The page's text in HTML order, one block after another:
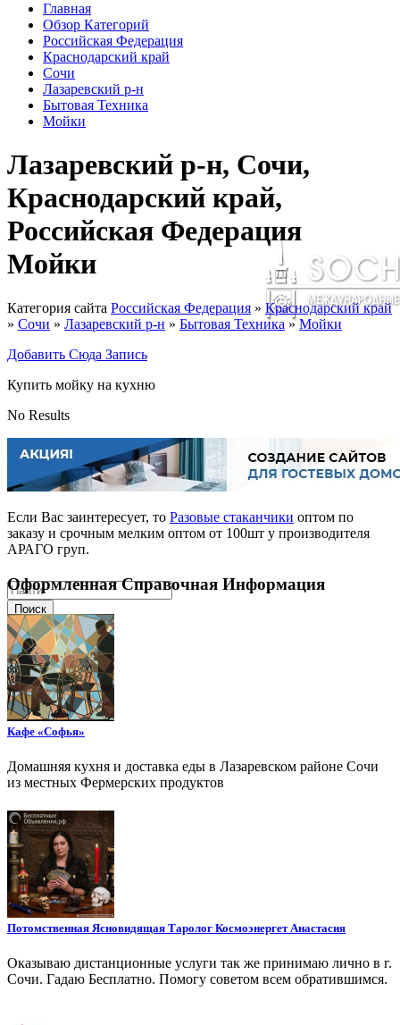
Поиск
Главная
Обзор Категорий
Российская Федерация
Краснодарский край
Сочи
Лазаревский р-н
Бытовая Техника
Мойки
Лазаревский р-н, Сочи,
Краснодарский край,
Российская Федерация
Мойки
Категория сайта Российская Федерация » Краснодарский край
» Сочи » Лазаревский р-н » Бытовая Техника »Мойки
Добавить Сюда Запись
Купить мойку на кухню
No Results
Если Вас заинтересует, то Разовые стаканчики оптом по
заказу и срочным мелким оптом от 100шт у производителя
АРАГО груп.
Оформленная Справочная Информация
Кафе «Софья»
Домашняя кухня и доставка еды в Лазаревском районе Сочи
из местных Фермерских продуктов
Потомственная Ясновидящая Таролог Космоэнергет Анастасия
Оказываю дистанционные услуги так же принимаю лично в г.
Сочи. Гадаю Бесплатно. Помогу советом всем обратившимся.